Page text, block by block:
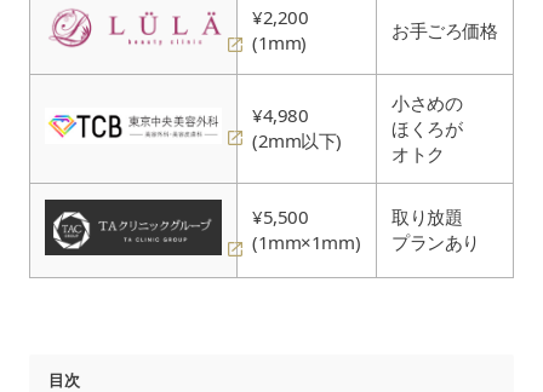
¥2,200
(1mm)
お手ごろ価格
¥4,980
(2mm以下)
小さめの
ほくろが
オトク
¥5,500
(1mm×1mm)
取り放題
プランあり
目次